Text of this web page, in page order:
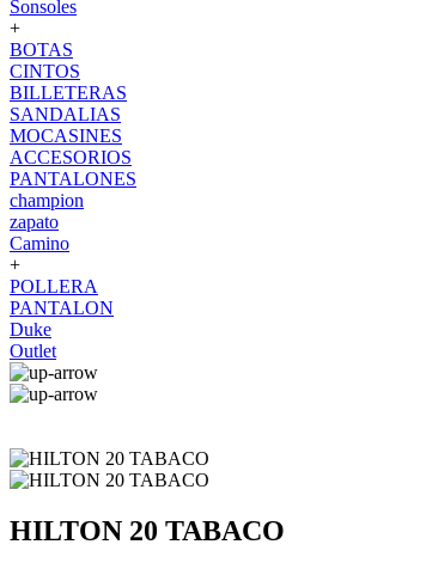
Sonsoles
+
BOTAS
CINTOS
BILLETERAS
SANDALIAS
MOCASINES
ACCESORIOS
PANTALONES
champion
zapato
Camino
+
POLLERA
PANTALON
Duke
Outlet
HILTON 20 TABACO